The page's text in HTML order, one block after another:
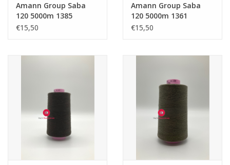
Amann Group Saba
120 5000m 1385
€15,50
Amann Group Saba
120 5000m 1361
€15,50